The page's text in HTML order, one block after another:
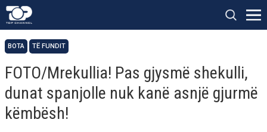
BOTA TË FUNDIT
FOTO/Mrekullia! Pas gjysmë shekulli,
dunat spanjolle nuk kanë asnjë gjurmë
këmbësh!